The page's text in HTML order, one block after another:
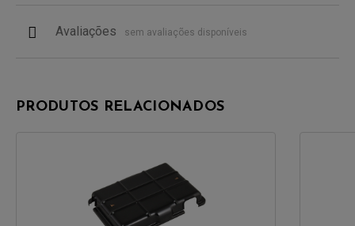
Avaliações sem avaliações disponíveis
PRODUTOS RELACIONADOS